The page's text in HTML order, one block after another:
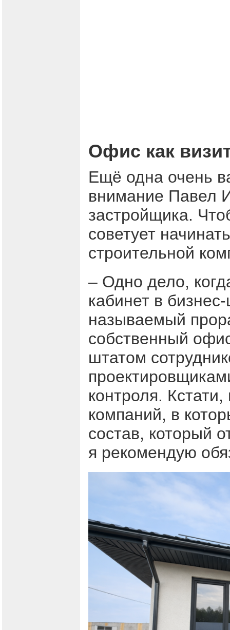
Офис как
Ещё одна очень
внимание Павел
застройщика.
советует
строительной
– Одно дело,
кабинет в
называемый
собственный
штатом
контроля.
компаний, в
состав, который
я рекомендую